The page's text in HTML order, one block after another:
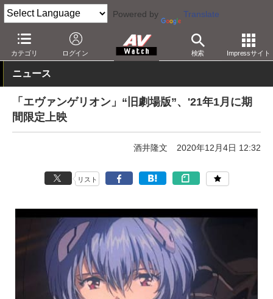
Powered by Translate
カテゴリ ログイン 検索 Impressサイト
AV Watch コンテンツ・サービス 映画 映画作品
ニュース
「エヴァンゲリオン」“旧劇場版”、'21年1月に期
間限定上映
酒井隆文 2020年12月4日 12:32
リスト